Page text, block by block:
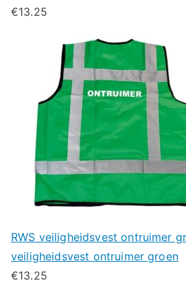
€13.25
RWS veiligheidsvest ontruimer
veiligheidsvest ontruimer groen
€13.25